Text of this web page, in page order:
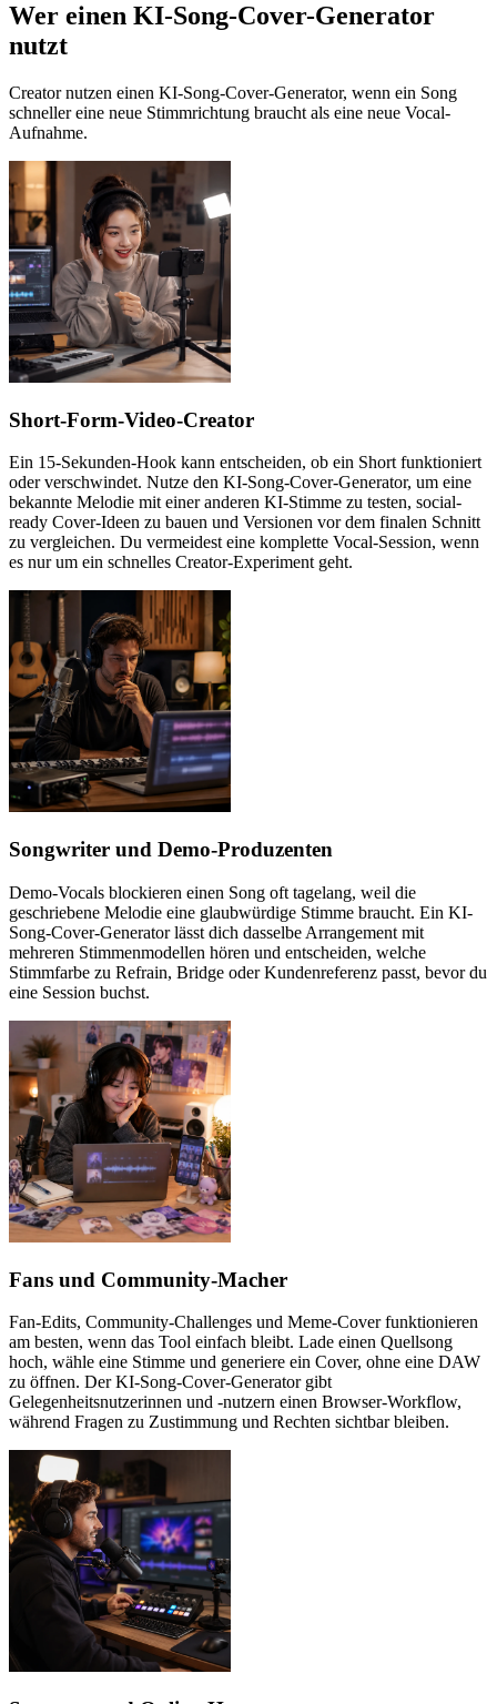
Wer einen KI-Song-Cover-Generator
nutzt
Creator nutzen einen KI-Song-Cover-Generator, wenn ein Song
schneller eine neue Stimmrichtung braucht als eine neue Vocal-
Aufnahme.
Short-Form-Video-Creator
Ein 15-Sekunden-Hook kann entscheiden, ob ein Short funktioniert
oder verschwindet. Nutze den KI-Song-Cover-Generator, um eine
bekannte Melodie mit einer anderen KI-Stimme zu testen, social-
ready Cover-Ideen zu bauen und Versionen vor dem finalen Schnitt
zu vergleichen. Du vermeidest eine komplette Vocal-Session, wenn
es nur um ein schnelles Creator-Experiment geht.
Songwriter und Demo-Produzenten
Demo-Vocals blockieren einen Song oft tagelang, weil die
geschriebene Melodie eine glaubwürdige Stimme braucht. Ein KI-
Song-Cover-Generator lässt dich dasselbe Arrangement mit
mehreren Stimmenmodellen hören und entscheiden, welche
Stimmfarbe zu Refrain, Bridge oder Kundenreferenz passt, bevor du
eine Session buchst.
Fans und Community-Macher
Fan-Edits, Community-Challenges und Meme-Cover funktionieren
am besten, wenn das Tool einfach bleibt. Lade einen Quellsong
hoch, wähle eine Stimme und generiere ein Cover, ohne eine DAW
zu öffnen. Der KI-Song-Cover-Generator gibt
Gelegenheitsnutzerinnen und -nutzern einen Browser-Workflow,
während Fragen zu Zustimmung und Rechten sichtbar bleiben.